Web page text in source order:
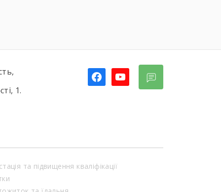
1.
facebookyoutube
та підвищення кваліфікації